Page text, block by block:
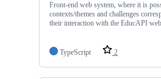
Front-end web system, where it is
contexts/themes and challenges
their interaction with the EducAPI
TypeScript 2